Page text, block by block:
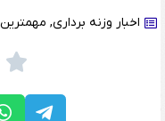
اخبار وزنه برداری, مهمترین